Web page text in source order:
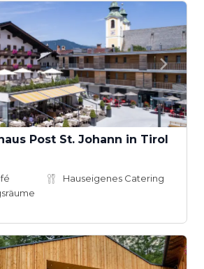
Post St. Johann in Tirol
Hauseigenes Catering